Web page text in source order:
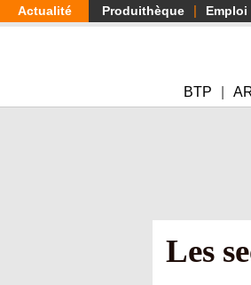
Aller
au
Actualité Produithèque Emploi
BTP
Les